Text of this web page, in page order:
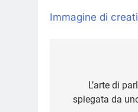
Immagine di
articoliL’arte di
spiegata da